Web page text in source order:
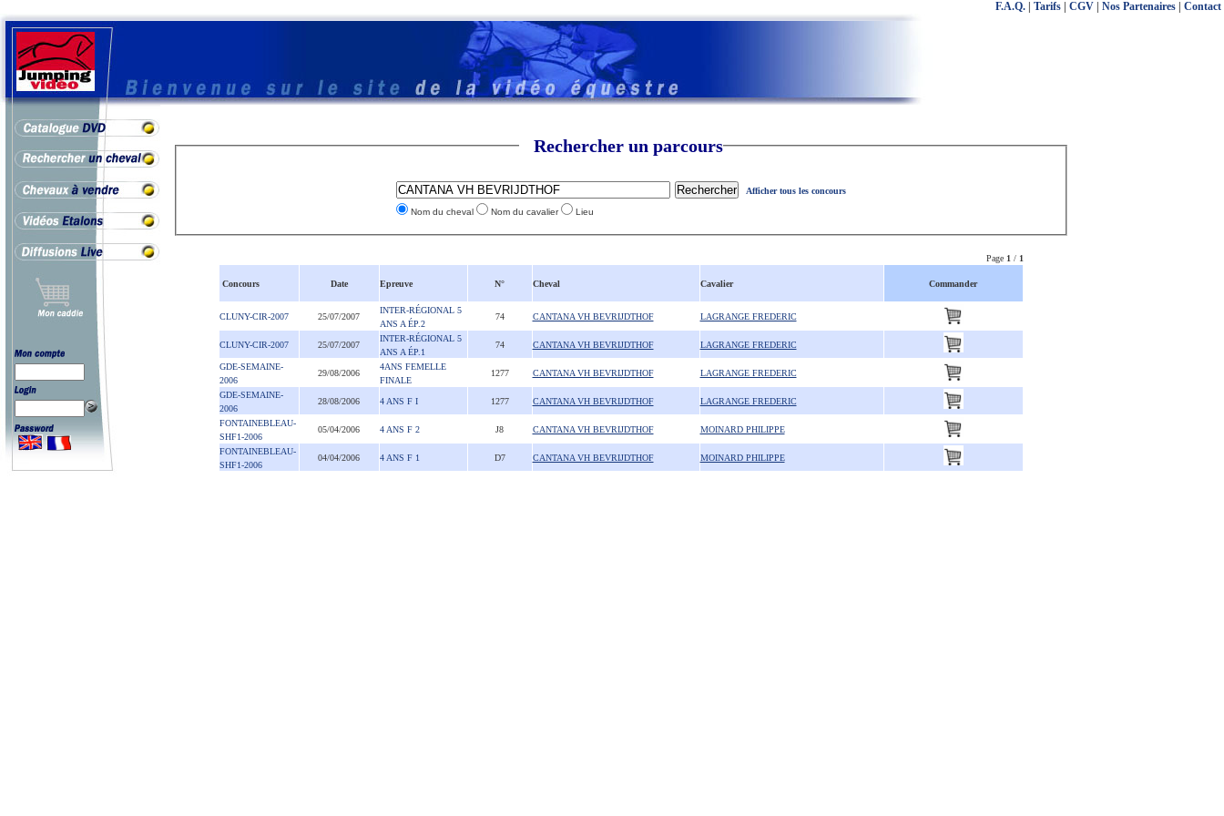
F.A.Q. Tarifs CGV Nos Partenaires Contact
Rechercher un parcours
Afficher tous les concours
Nom du cheval Nom du cavalier Lieu
Page 1 / 1
Concours Date Epreuve N° Cheval Cavalier Commander
CLUNY-CIR-2007 25/07/2007
INTER-RÉGIONAL 5
ANS A ÉP.2
74 CANTANA VH BEVRIJDTHOF LAGRANGE FREDERIC
CLUNY-CIR-2007 25/07/2007
INTER-RÉGIONAL 5
ANS A ÉP.1
74 CANTANA VH BEVRIJDTHOF LAGRANGE FREDERIC
GDE-SEMAINE-
2006
29/08/2006
4ANS FEMELLE
FINALE
1277 CANTANA VH BEVRIJDTHOF LAGRANGE FREDERIC
GDE-SEMAINE-
2006
28/08/2006 4 ANS F I 1277 CANTANA VH BEVRIJDTHOF LAGRANGE FREDERIC
FONTAINEBLEAU-
SHF1-2006
05/04/2006 4 ANS F 2 J8 CANTANA VH BEVRIJDTHOF MOINARD PHILIPPE
FONTAINEBLEAU-
SHF1-2006
04/04/2006 4 ANS F 1 D7 CANTANA VH BEVRIJDTHOF MOINARD PHILIPPE